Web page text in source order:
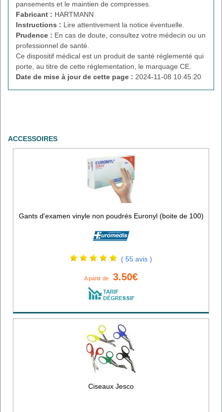
pansements et le maintien de compresses.
Fabricant : HARTMANN
Instructions : Lire attentivement la notice éventuelle.
Prudence : En cas de doute, consultez votre médecin ou un
professionnel de santé.
Ce dispositif médical est un produit de santé réglementé qui
porte, au titre de cette réglementation, le marquage CE.
Date de mise à jour de cette page : 2024-11-08 10:45:20
ACCESSOIRES
Gants d'examen vinyle non poudrés Euronyl (boite de 100)
( 55 avis )
A partir de 3.50€
Ciseaux Jesco